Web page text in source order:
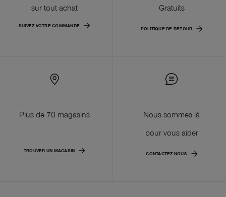
sur tout achat
SUIVEZ VOTRE COMMANDE
Gratuits
POLITIQUE DE RETOUR
Plus de 70 magasins
TROUVER UN MAGASIN
Nous sommes là
pour vous aider
CONTACTEZ-NOUS